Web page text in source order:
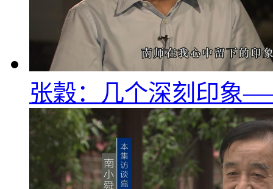
张穀：几个深刻印象